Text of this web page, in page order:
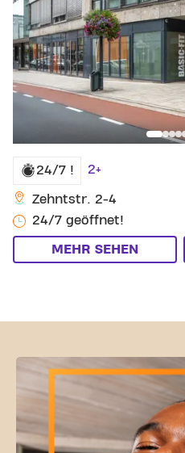
24/7 ! 2+
Zehntstr. 2-4
24/7 geöffnet!
MEHR SEHEN